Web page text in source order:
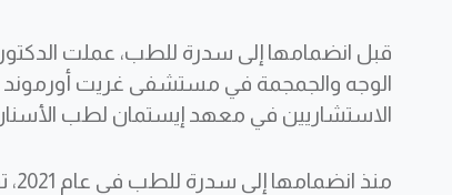
قبل انضمامها إلى سدرة للطب، عملت
الوجه والجمجمة في مستشفى غريت أورموند
الاستشاريين في معهد إيستمان لطب